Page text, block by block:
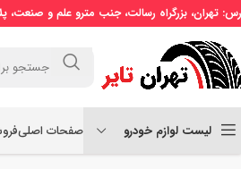
تهران، بزرگراه رسالت، جنب مترو علم و صنعت، پلاک
لیست لوازم خودرو صفحات اصلی
خانه لاستیک سواری لاستیک کومهو سایز 205/55R16 طرح گل SOLUS TA31